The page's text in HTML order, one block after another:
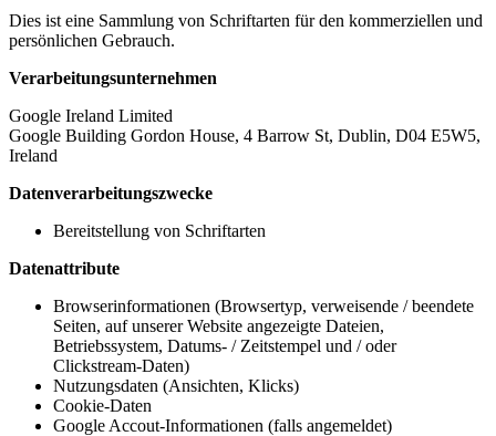
Dies ist eine Sammlung von Schriftarten für den kommerziellen und
persönlichen Gebrauch.
Verarbeitungsunternehmen
Google Ireland Limited
Google Building Gordon House, 4 Barrow St, Dublin, D04 E5W5,
Ireland
Datenverarbeitungszwecke
Bereitstellung von Schriftarten
Datenattribute
Browserinformationen (Browsertyp, verweisende / beendete
Seiten, auf unserer Website angezeigte Dateien,
Betriebssystem, Datums- / Zeitstempel und / oder
Clickstream-Daten)
Nutzungsdaten (Ansichten, Klicks)
Cookie-Daten
Google Accout-Informationen (falls angemeldet)